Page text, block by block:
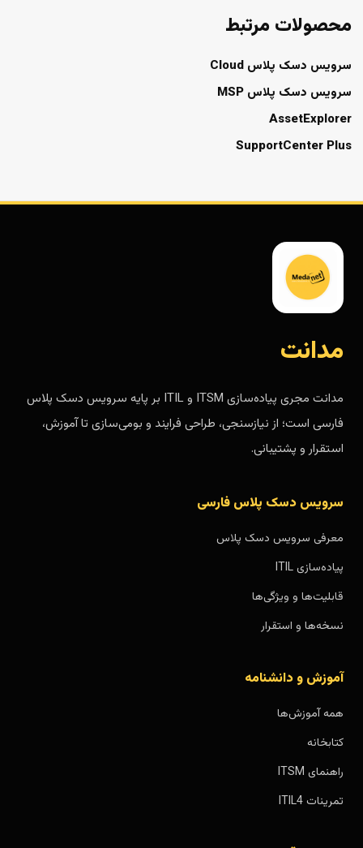
محصولات مرتبط
سرویس دسک پلاس Cloud
سرویس دسک پلاس MSP
AssetExplorer
SupportCenter Plus
مدانت
مدانت مجری پیاده‌سازی ITSM و ITIL بر پایه سرویس دسک پلاس
فارسی است؛ از نیازسنجی، طراحی فرایند و بومی‌سازی تا آموزش،
استقرار و پشتیبانی.
سرویس دسک پلاس فارسی
معرفی سرویس دسک پلاس
پیاده‌سازی ITIL
قابلیت‌ها و ویژگی‌ها
نسخه‌ها و استقرار
آموزش و دانشنامه
همه آموزش‌ها
کتابخانه
راهنمای ITSM
تمرینات ITIL4